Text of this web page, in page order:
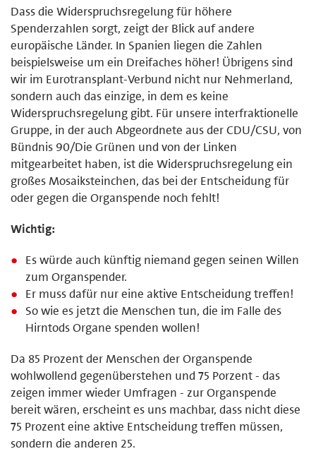
Dass die Widerspruchsregelung für höhere
Spenderzahlen sorgt, zeigt der Blick auf andere
europäische Länder. In Spanien liegen die Zahlen
beispielsweise um ein Dreifaches höher! Übrigens sind
wir im Eurotransplant-Verbund nicht nur Nehmerland,
sondern auch das einzige, in dem es keine
Widerspruchsregelung gibt. Für unsere interfraktionelle
Gruppe, in der auch Abgeordnete aus der CDU/CSU, von
Bündnis 90/Die Grünen und von der Linken
mitgearbeitet haben, ist die Widerspruchsregelung ein
großes Mosaiksteinchen, das bei der Entscheidung für
oder gegen die Organspende noch fehlt!
Wichtig:
Es würde auch künftig niemand gegen seinen Willen
zum Organspender.
Er muss dafür nur eine aktive Entscheidung treffen!
So wie es jetzt die Menschen tun, die im Falle des
Hirntods Organe spenden wollen!
Da 85 Prozent der Menschen der Organspende
wohlwollend gegenüberstehen und 75 Porzent - das
zeigen immer wieder Umfragen - zur Organspende
bereit wären, erscheint es uns machbar, dass nicht diese
75 Prozent eine aktive Entscheidung treffen müssen,
sondern die anderen 25.